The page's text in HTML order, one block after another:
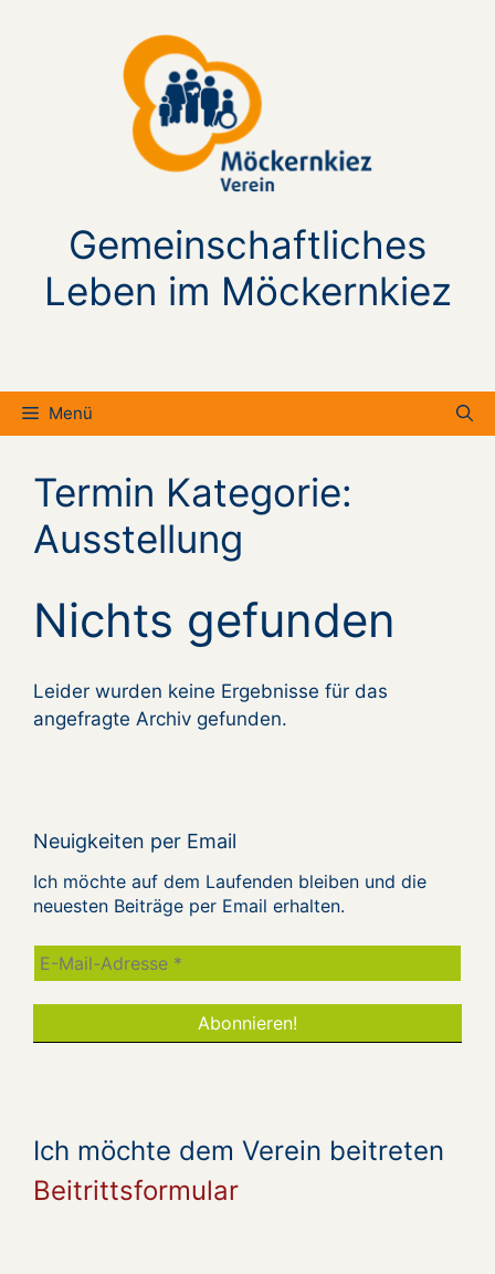
Gemeinschaftliches
Leben im Möckernkiez
Menü
Termin Kategorie:
Ausstellung
Nichts gefunden
Leider wurden keine Ergebnisse für das
angefragte Archiv gefunden.
Neuigkeiten per Email
Ich möchte auf dem Laufenden bleiben und die
neuesten Beiträge per Email erhalten.
Ich möchte dem Verein beitreten
Beitrittsformular